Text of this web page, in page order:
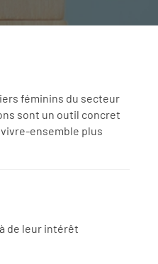
féminins du secteur
sont un outil concret
ensemble plus
de leur intérêt